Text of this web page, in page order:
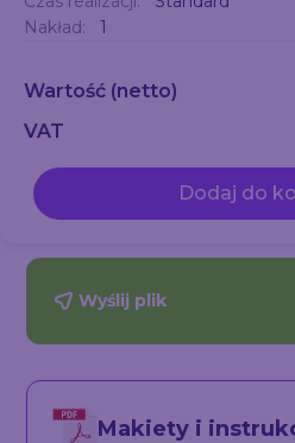
Nakład:
1
Wartość (netto)
VAT
Dodaj do
Wyślij plik
Makiety i